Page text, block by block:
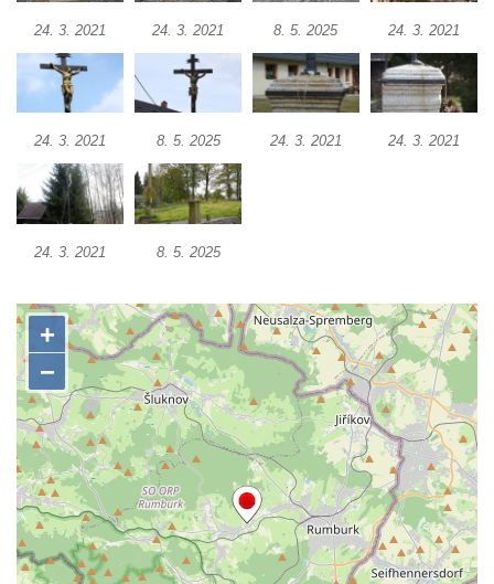
Boží muka v Plavu
Kříž u Obrázku severovýchodně od
Práchně
Kříž na rozcestí u domu čp. 283 v Dolním
Podluží
Kříž u domu čp. 155 v Chřibské
Údajný kříž u domu čp. 283 ve Chřibské
Kříž jižně od Bukolu
Kříž na návsi v Bukolu
Centrální kříž hřbitova v Hrobčicích
Kříž u silnice z Chouče do Mirošovic
Centrální kříž hřbitova v Chouči
Kříž na rozcestí v Záluží
Kříž v ulici V Zátiší v Dobříni
24. 3. 2021 24. 3. 2021 8. 5. 2025 24. 3. 2021
24. 3. 2021 8. 5. 2025 24. 3. 2021 24. 3. 2021
24. 3. 2021 8. 5. 2025